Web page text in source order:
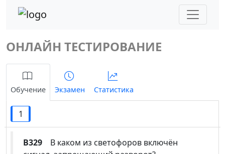
ОНЛАЙН ТЕСТИРОВАНИЕ
Обучение Экзамен Статистика
1
B329 В каком из светофоров включён